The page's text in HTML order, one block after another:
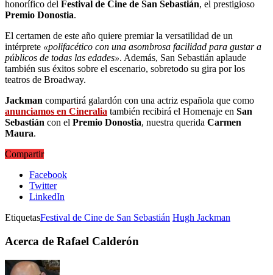
honorífico del Festival de Cine de San Sebastián, el prestigioso
Premio Donostia.
El certamen de este año quiere premiar la versatilidad de un
intérprete «polifacético con una asombrosa facilidad para gustar a
públicos de todas las edades». Además, San Sebastián aplaude
también sus éxitos sobre el escenario, sobretodo su gira por los
teatros de Broadway.
Jackman compartirá galardón con una actriz española que como
anunciamos en Cineralia también recibirá el Homenaje en San
Sebastián con el Premio Donostia, nuestra querida Carmen
Maura.
Compartir
Facebook
Twitter
LinkedIn
EtiquetasFestival de Cine de San Sebastián Hugh Jackman
Acerca de Rafael Calderón